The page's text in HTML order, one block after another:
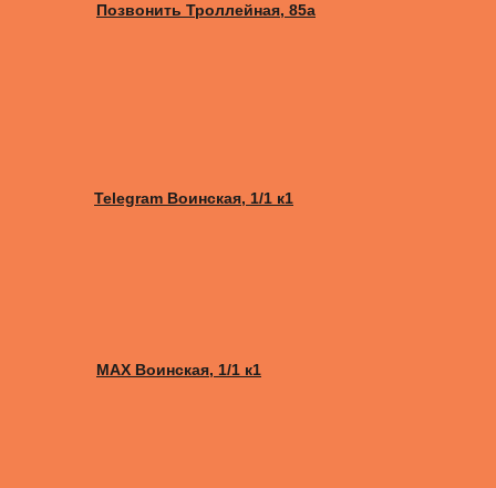
Позвонить Троллейная, 85а
Telegram Воинская, 1/1 к1
MAX Воинская, 1/1 к1